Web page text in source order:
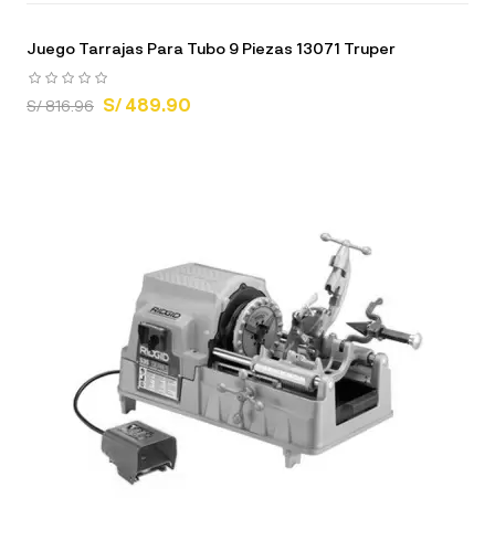
Juego Tarrajas Para Tubo 9 Piezas 13071 Truper
S/ 816.96 S/ 489.90